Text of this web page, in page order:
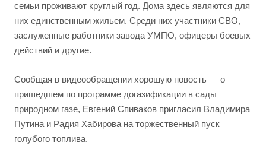
семьи проживают круглый год. Дома здесь являются для
них единственным жильем. Среди них участники СВО,
заслуженные работники завода УМПО, офицеры боевых
действий и другие.
Сообщая в видеообращении хорошую новость — о
пришедшем по программе догазификации в сады
природном газе, Евгений Спиваков пригласил Владимира
Путина и Радия Хабирова на торжественный пуск
голубого топлива.